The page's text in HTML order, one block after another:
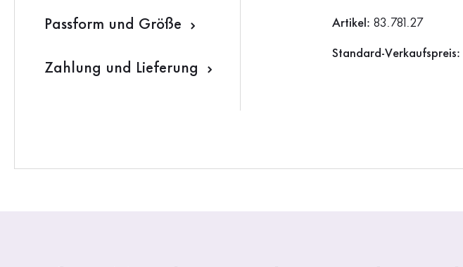
Passform und Größe
Zahlung und Lieferung
Artikel: 83.781.27
Standard-Verkaufspreis: